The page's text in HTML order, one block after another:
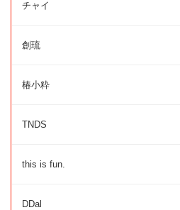
チャイ
創琉
椿小粋
TNDS
this is fun.
DDal